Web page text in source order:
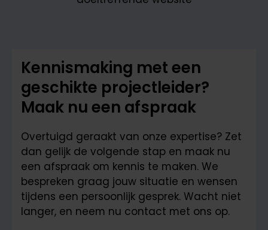
Kennismaking met een
geschikte projectleider?
Maak nu een afspraak
Overtuigd geraakt van onze expertise? Zet
dan gelijk de volgende stap en maak nu
een afspraak om kennis te maken. We
bespreken graag jouw situatie en wensen
tijdens een persoonlijk gesprek. Wacht niet
langer, en neem nu contact met ons op.